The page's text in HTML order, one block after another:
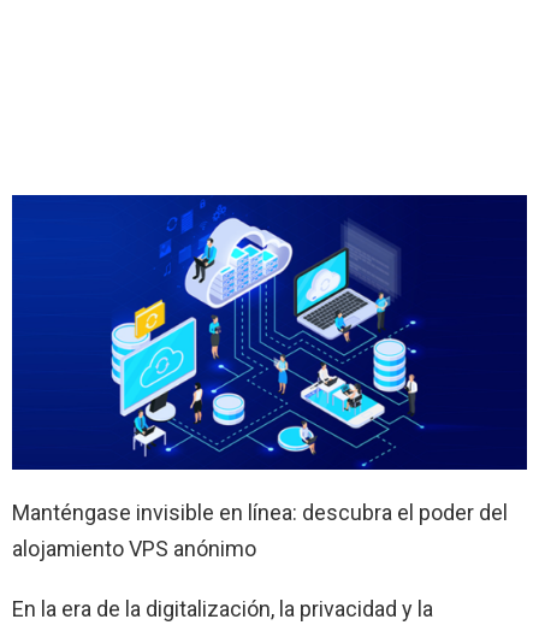
Manténgase invisible en línea: descubra el poder del
alojamiento VPS anónimo
En la era de la digitalización, la privacidad y la